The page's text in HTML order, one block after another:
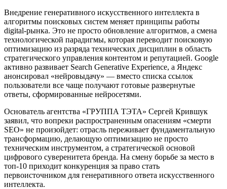
Внедрение генеративного искусственного интеллекта в
алгоритмы поисковых систем меняет принципы работы
digital-рынка. Это не просто обновление алгоритмов, а смена
технологической парадигмы, которая переводит поисковую
оптимизацию из разряда технических дисциплин в область
стратегического управления контентом и репутацией. Google
активно развивает Search Generative Experience, а Яндекс
анонсировал «нейровыдачу» — вместо списка ссылок
пользователи все чаще получают готовые развернутые
ответы, сформированные нейросетями.
Основатель агентства «ГРУППА ТЭТА» Сергей Крившук
заявил, что вопреки распространенным опасениям «смерти
SEO» не произойдет: отрасль переживает фундаментальную
трансформацию, делающую оптимизацию не просто
техническим инструментом, а стратегической основой
цифрового суверенитета бренда. На смену борьбе за место в
топ-10 приходит конкуренция за право стать
первоисточником для генеративного ответа искусственного
интеллекта.